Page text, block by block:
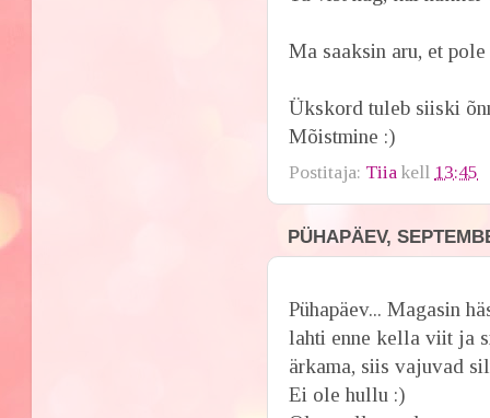
Ma saaksin aru, et
Ükskord tuleb siiski
Mõistmine :)
Postitaja: Tiia kell 13:45
PÜHAPÄEV,
Pühapäev... Magasin
lahti enne kella viit ja
ärkama, siis vajuvad
Ei ole hullu :)